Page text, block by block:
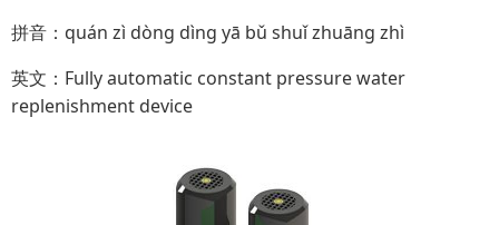
拼音：quán zì dòng dìng yā bǔ shuǐ zhuāng zhì
英文：Fully automatic constant pressure water
replenishment device